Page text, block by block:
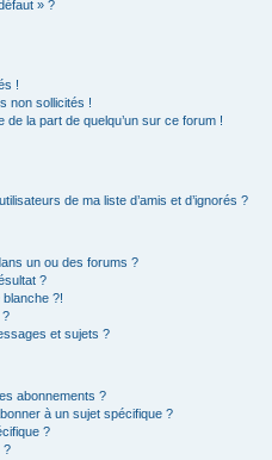
» ?
!
non sollicités !
la part de quelqu’un sur ce forum !
de ma liste d’amis et d’ignorés ?
un ou des forums ?
?
?!
?
et sujets ?
abonnements ?
à un sujet spécifique ?
?
?